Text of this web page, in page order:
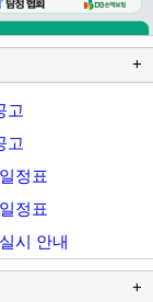
+
고
고
정표
정표
시 안내
+